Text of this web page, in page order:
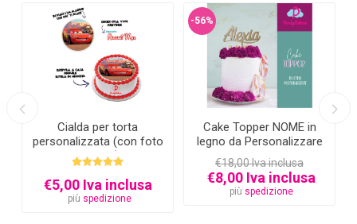
Cialda per torta
personalizzata (con foto
e testo)
€5,00 Iva inclusa
più spedizione
-56%
Cake Topper NOME in
legno da Personalizzare
€18,00 Iva inclusa
€8,00 Iva inclusa
più spedizione